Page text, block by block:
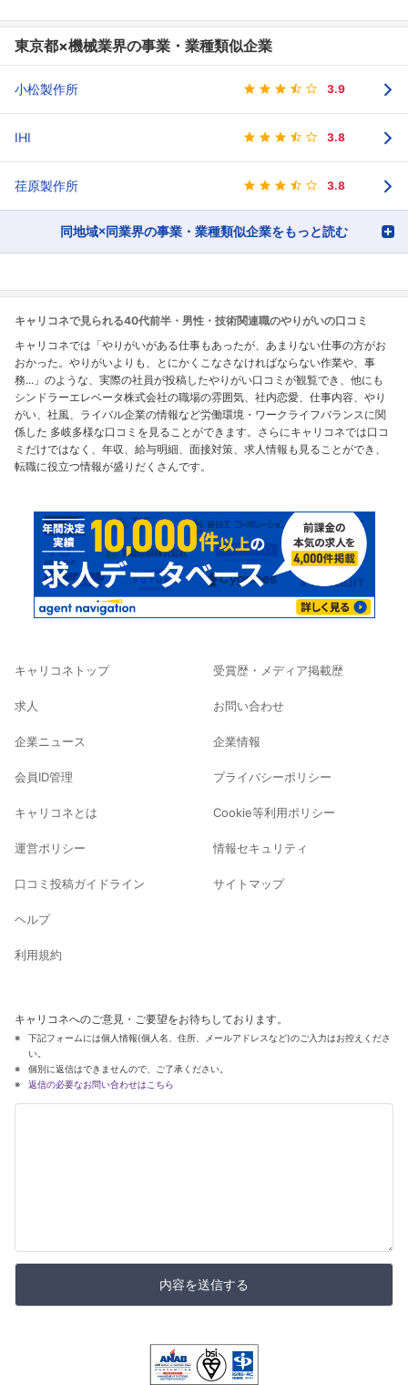
東京都×機械業界の事業・業種類似企業
小松製作所 3.9
IHI 3.8
荏原製作所 3.8
同地域×同業界の事業・業種類似企業をもっと読む
キャリコネで見られる40代前半・男性・技術関連職のやりがいの口コミ
キャリコネでは「やりがいがある仕事もあったが、あまりない仕事の方がお
おかった。やりがいよりも、とにかくこなさなければならない作業や、事
務...」のような、実際の社員が投稿したやりがい口コミが観覧でき、他にも
シンドラーエレベータ株式会社の職場の雰囲気、社内恋愛、仕事内容、やり
がい、社風、ライバル企業の情報など労働環境・ワークライフバランスに関
係した 多岐多様な口コミを見ることができます。さらにキャリコネでは口コ
ミだけではなく、年収、給与明細、面接対策、求人情報も見ることができ、
転職に役立つ情報が盛りだくさんです。
キャリコネトップ
求人
企業ニュース
会員ID管理
キャリコネとは
運営ポリシー
口コミ投稿ガイドライン
ヘルプ
利用規約
受賞歴・メディア掲載歴
お問い合わせ
企業情報
プライバシーポリシー
Cookie等利用ポリシー
情報セキュリティ
サイトマップ
キャリコネへのご意見・ご要望をお待ちしております。
下記フォームには個人情報(個人名、住所、メールアドレスなど)のご入力はお控えくださ
い。
個別に返信はできませんので、ご了承ください。
返信の必要なお問い合わせはこちら
内容を送信する